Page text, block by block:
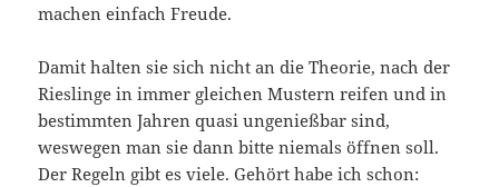
machen einfach Freude.
Damit halten sie sich nicht an die Theorie, nach der
Rieslinge in immer gleichen Mustern reifen und in
bestimmten Jahren quasi ungenießbar sind,
weswegen man sie dann bitte niemals öffnen soll.
Der Regeln gibt es viele. Gehört habe ich schon: